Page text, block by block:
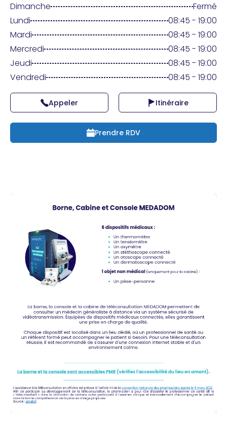
Praticien ?
Dimanche
Fermé
Lundi
08:45 - 19:00
Mardi
08:45 - 19:00
Mercredi
08:45 - 19:00
Jeudi
08:45 - 19:00
Vendredi
08:45 - 19:00
Appeler Itinéraire
Prendre RDV